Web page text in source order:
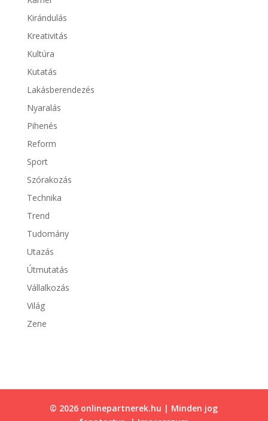
Kirándulás
Kreativitás
Kultúra
Kutatás
Lakásberendezés
Nyaralás
Pihenés
Reform
Sport
Szórakozás
Technika
Trend
Tudomány
Utazás
Útmutatás
Vállalkozás
Világ
Zene
© 2026 onlinepartnerek.hu | Minden jog